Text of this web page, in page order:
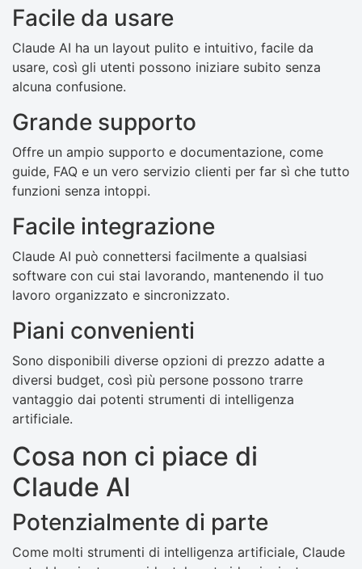
Facile da usare
Claude AI ha un layout pulito e intuitivo, facile da
usare, così gli utenti possono iniziare subito senza
alcuna confusione.
Grande supporto
Offre un ampio supporto e documentazione, come
guide, FAQ e un vero servizio clienti per far sì che tutto
funzioni senza intoppi.
Facile integrazione
Claude AI può connettersi facilmente a qualsiasi
software con cui stai lavorando, mantenendo il tuo
lavoro organizzato e sincronizzato.
Piani convenienti
Sono disponibili diverse opzioni di prezzo adatte a
diversi budget, così più persone possono trarre
vantaggio dai potenti strumenti di intelligenza
artificiale.
Cosa non ci piace di
Claude AI
Potenzialmente di parte
Come molti strumenti di intelligenza artificiale, Claude